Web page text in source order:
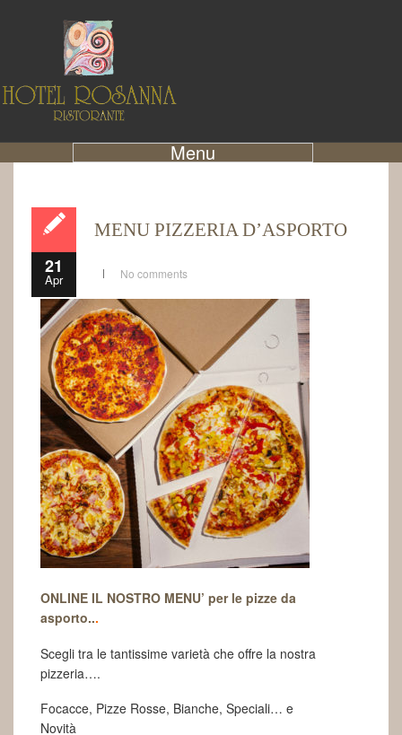
Menu
21
Apr
MENU PIZZERIA D’ASPORTO
No comments
ONLINE IL NOSTRO MENU’ per le pizze da
asporto...
Scegli tra le tantissime varietà che offre la nostra
pizzeria….
Focacce, Pizze Rosse, Bianche, Speciali… e
Novità